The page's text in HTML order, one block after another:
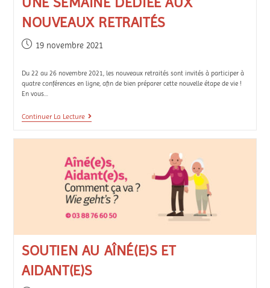
NOUVEAUX RETRAITÉS
19 novembre 2021
Du 22 au 26 novembre 2021, les nouveaux retraités sont invités à participer à
quatre conférences en ligne, afin de bien préparer cette nouvelle étape de vie !
En vous…
Continuer La Lecture
SOUTIEN AU AÎNÉ(E)S ET
AIDANT(E)S